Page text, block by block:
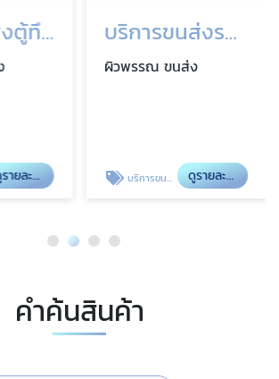
บริษัทขนส่งตู้ทึบพ่วง
ดูรายละเอียด
บริการขนส่งรถเทรลเลอร์พื้นเรียบ
ผิวพรรณ ขนส่ง
บริการขนส่งรถเทรลเลอร์พื้นเรียบ ดูรายละเอียด
คำค้นสินค้า